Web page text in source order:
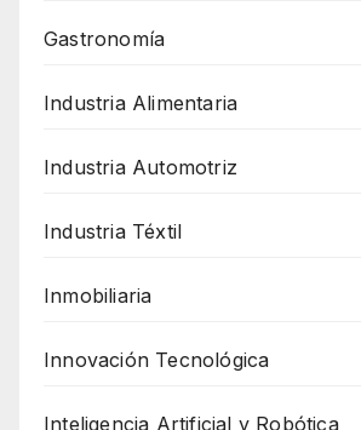
Gastronomía
Industria Alimentaria
Industria Automotriz
Industria Téxtil
Inmobiliaria
Innovación Tecnológica
Inteligencia Artificial y Robótica